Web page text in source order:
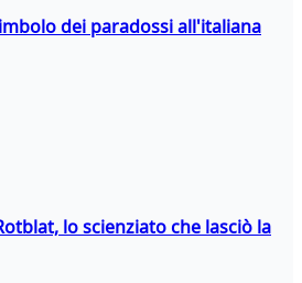
dei paradossi all'italiana
lo scienziato che lasciò la